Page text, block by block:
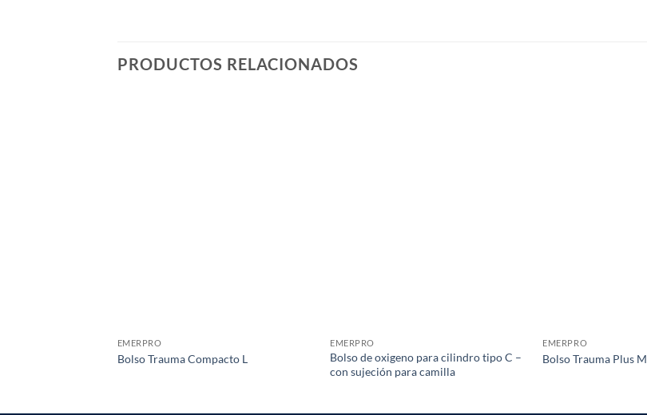
PRODUCTOS RELACIONADOS
EMERPRO
Bolso Trauma Compacto L
EMERPRO
Bolso de oxigeno para cilindro tipo C –
con sujeción para camilla
EMERPRO
Bolso Trauma Plus M